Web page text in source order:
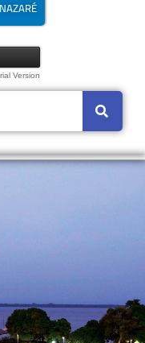
Version